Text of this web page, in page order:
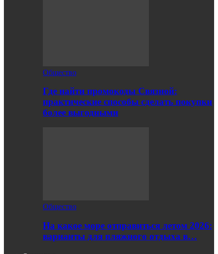
Общество
Где найти промокоды Связной:
практические способы сделать покупки
более выгодными
Общество
На какое море отправиться летом 2026:
варианты для пляжного отдыха в…